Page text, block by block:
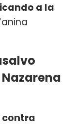
a la
contra